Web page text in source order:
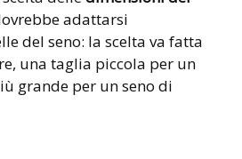
adattarsi
del seno: la scelta va fatta
una taglia piccola per un
grande per un seno di